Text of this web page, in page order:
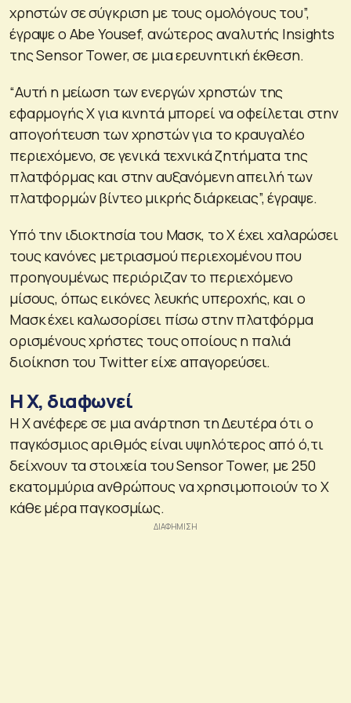
χρηστών σε σύγκριση με τους ομολόγους του”,
έγραψε ο Abe Yousef, ανώτερος αναλυτής Insights
της Sensor Tower, σε μια ερευνητική έκθεση.
“Αυτή η μείωση των ενεργών χρηστών της
εφαρμογής X για κινητά μπορεί να οφείλεται στην
απογοήτευση των χρηστών για το κραυγαλέο
περιεχόμενο, σε γενικά τεχνικά ζητήματα της
πλατφόρμας και στην αυξανόμενη απειλή των
πλατφορμών βίντεο μικρής διάρκειας”, έγραψε.
Υπό την ιδιοκτησία του Μασκ, το X έχει χαλαρώσει
τους κανόνες μετριασμού περιεχομένου που
προηγουμένως περιόριζαν το περιεχόμενο
μίσους, όπως εικόνες λευκής υπεροχής, και ο
Μασκ έχει καλωσορίσει πίσω στην πλατφόρμα
ορισμένους χρήστες τους οποίους η παλιά
διοίκηση του Twitter είχε απαγορεύσει.
Η Χ, διαφωνεί
Η X ανέφερε σε μια ανάρτηση τη Δευτέρα ότι ο
παγκόσμιος αριθμός είναι υψηλότερος από ό,τι
δείχνουν τα στοιχεία του Sensor Tower, με 250
εκατομμύρια ανθρώπους να χρησιμοποιούν το X
κάθε μέρα παγκοσμίως.